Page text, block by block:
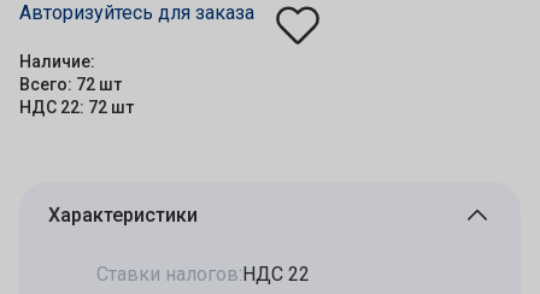
Авторизуйтесь для заказа
Наличие:
Всего: 72 шт
НДС 22: 72 шт
Характеристики
Ставки налогов:НДС 22